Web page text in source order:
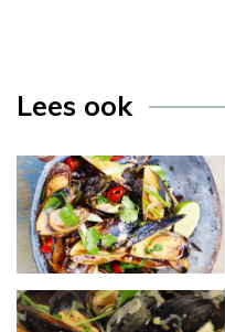
Lees ook